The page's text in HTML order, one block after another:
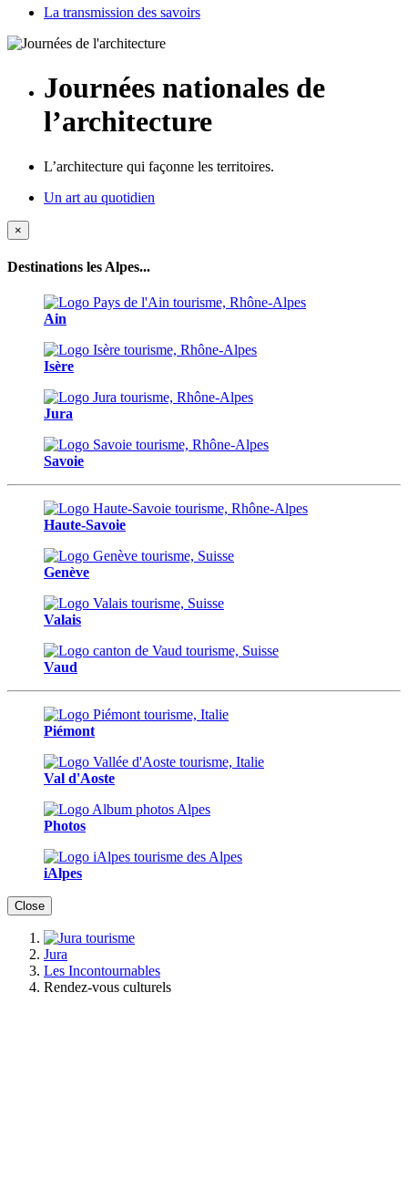
La transmission des savoirs
Journées nationales de
l’architecture
L’architecture qui façonne les territoires.
Un art au quotidien
Previous
Next
×
Destinations les Alpes...
Ain
Isère
Jura
Savoie
Haute-Savoie
Genève
Valais
Vaud
Piémont
Val d'Aoste
Photos
iAlpes
Close
Jura
Les Incontournables
Rendez-vous culturels